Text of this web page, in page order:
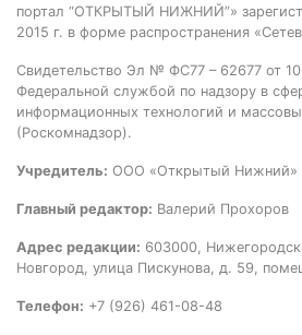
портал “ОТКРЫТЫЙ НИЖНИЙ”»
2015 г. в форме распространения
Свидетельство Эл № ФС77 – 62677 от
Федеральной службой по надзору в
информационных технологий и
(Роскомнадзор).
Учредитель: ООО «Открытый Нижний»
Главный редактор: Валерий Прохоров
Адрес редакции: 603000,
Новгород, улица Пискунова, д. 59,
Телефон: +7 (926) 461-08-48